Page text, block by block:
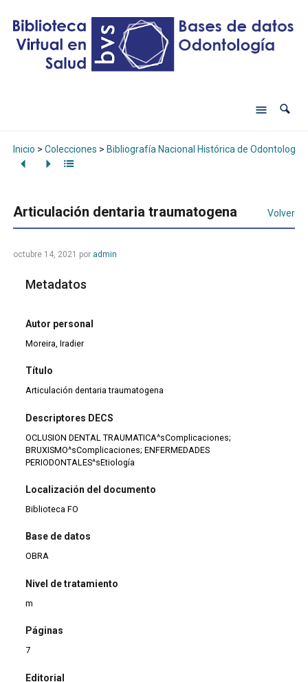
Inicio > Colecciones > Bibliografía Nacional Histórica de Odontología
Articulación dentaria traumatogena Volver
octubre 14, 2021 por admin
Metadatos
Autor personal
Moreira, Iradier
Título
Articulación dentaria traumatogena
Descriptores DECS
OCLUSION DENTAL TRAUMATICA^sComplicaciones;
BRUXISMO^sComplicaciones; ENFERMEDADES
PERIODONTALES^sEtiología
Localización del documento
Biblioteca FO
Base de datos
OBRA
Nivel de tratamiento
m
Páginas
7
Editorial